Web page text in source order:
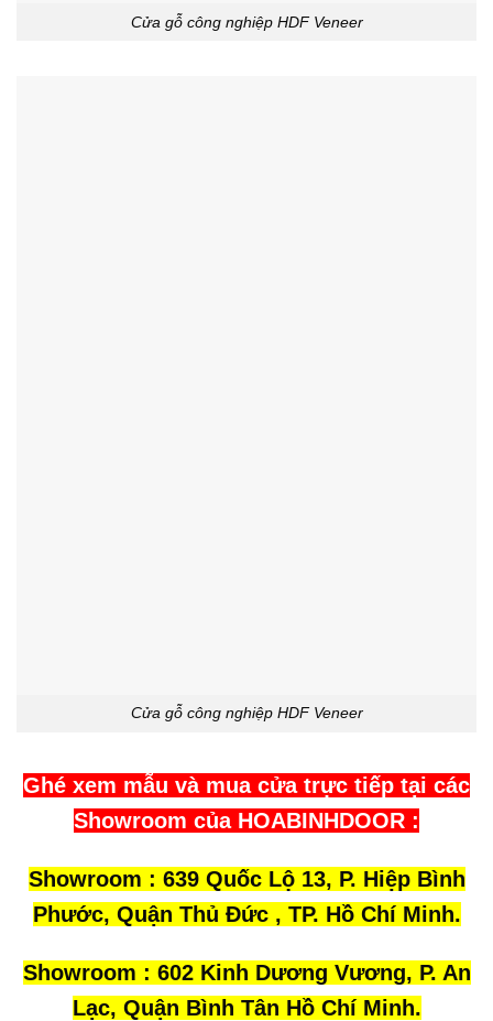
Cửa gỗ công nghiệp HDF Veneer
Cửa gỗ công nghiệp HDF Veneer
Ghé xem mẫu và mua cửa trực tiếp tại các
Showroom của HOABINHDOOR :
Showroom : 639 Quốc Lộ 13, P. Hiệp Bình
Phước, Quận Thủ Đức , TP. Hồ Chí Minh.
Showroom : 602 Kinh Dương Vương, P. An
Lạc, Quận Bình Tân Hồ Chí Minh.